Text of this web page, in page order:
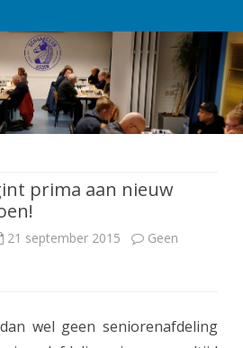
de
inhoud
prima aan nieuw
21 september 2015
Geen
wel geen seniorenafdeling